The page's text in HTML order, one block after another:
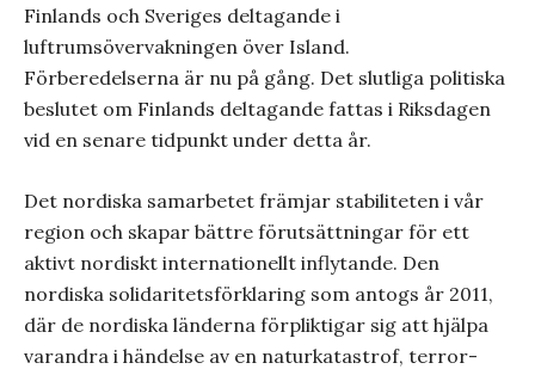
Finlands och Sveriges deltagande i
luftrumsövervakningen över Island.
Förberedelserna är nu på gång. Det slutliga politiska
beslutet om Finlands deltagande fattas i Riksdagen
vid en senare tidpunkt under detta år.
Det nordiska samarbetet främjar stabiliteten i vår
region och skapar bättre förutsättningar för ett
aktivt nordiskt internationellt inflytande. Den
nordiska solidaritetsförklaring som antogs år 2011,
där de nordiska länderna förpliktigar sig att hjälpa
varandra i händelse av en naturkatastrof, terror-